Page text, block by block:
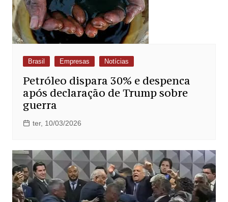
Brasil Empresas Notícias
Petróleo dispara 30% e despenca
após declaração de Trump sobre
guerra
ter, 10/03/2026